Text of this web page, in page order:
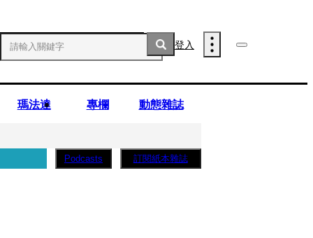
登入
瑪法達 專欄 動態雜誌
Podcasts 訂閱紙本雜誌